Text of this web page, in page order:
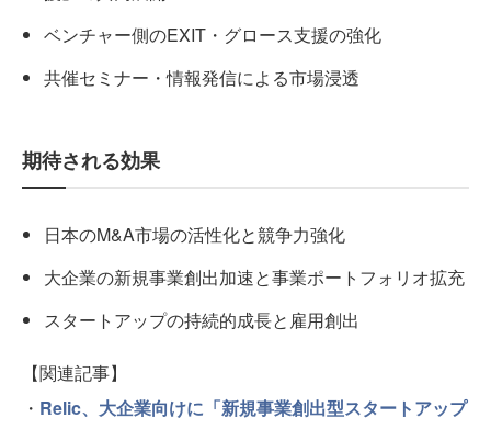
ベンチャー側のEXIT・グロース支援の強化
共催セミナー・情報発信による市場浸透
期待される効果
日本のM&A市場の活性化と競争力強化
大企業の新規事業創出加速と事業ポートフォリオ拡充
スタートアップの持続的成長と雇用創出
【関連記事】
・ Relic、大企業向けに「新規事業創出型スタートアップ